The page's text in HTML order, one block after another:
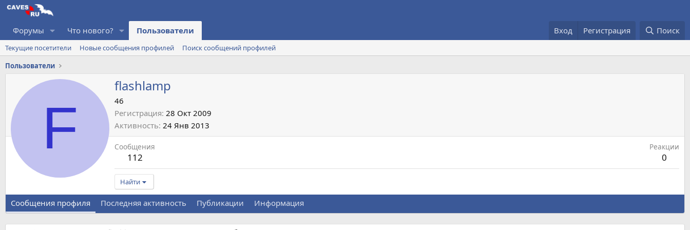
Форумы Что нового? Пользователи Вход Регистрация Поиск
Текущие посетители Новые сообщения профилей
Поиск сообщений профилей
Пользователи
F
flashlamp
46
Регистрация 28 Окт 2009
Активность 24 Янв 2013
Сообщения
112
Реакции
0
Найти
Сообщения профиля Последняя активность Публикации Информация